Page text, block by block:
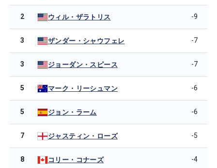
2 ウィル・ザラトリス -9
3 ザンダー・シャウフェレ -7
3 ジョーダン・スピース -7
5 マーク・リーシュマン -6
5 ジョン・ラーム -6
7 ジャスティン・ローズ -5
8 コリー・コナーズ -4